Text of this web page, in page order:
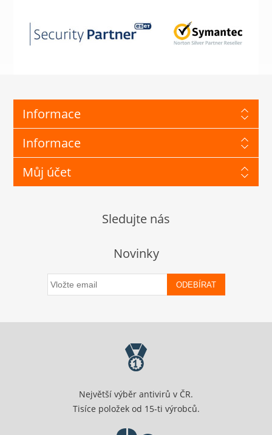
Informace
Informace
Můj účet
Sledujte nás
Novinky
ODEBÍRAT
Největší výběr antivirů v ČR.
Tisíce položek od 15-ti výrobců.